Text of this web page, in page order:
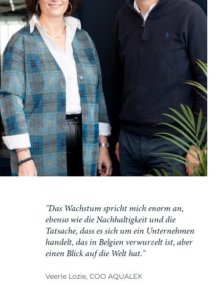
"Das Wachstum spricht mich enorm an,
ebenso wie die Nachhaltigkeit und die
Tatsache, dass es sich um ein Unternehmen
handelt, das in Belgien verwurzelt ist, aber
einen Blick auf die Welt hat."
Veerle Lozie, COO AQUALEX